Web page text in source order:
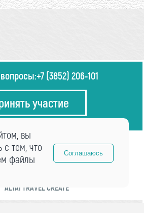
+7 (3852) 206-101
участие
ПРОГРАММА
НОВОСТИ
ALTAI TRAVEL CREATE
вы
с тем, что
файлы
Соглашаюсь